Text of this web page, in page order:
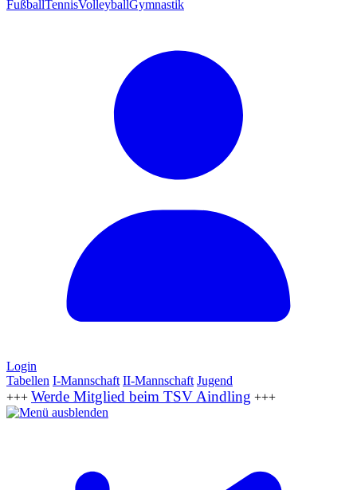
FußballTennisVolleyballGymnastik
Login
Tabellen I-Mannschaft II-Mannschaft Jugend
+++ Werde Mitglied beim TSV Aindling +++